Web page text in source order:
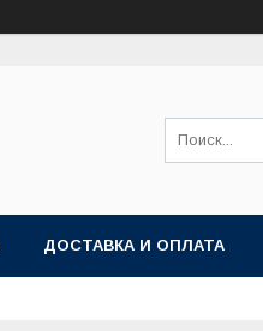
ДОСТАВКА И ОПЛАТА